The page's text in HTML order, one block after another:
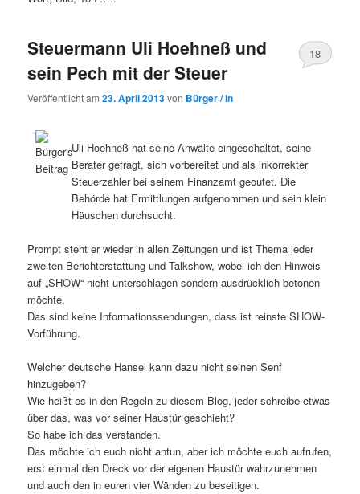
Steuermann Uli Hoehneß und
sein Pech mit der Steuer
Veröffentlicht am23. April 2013von Bürger / in
18
Uli Hoehneß hat seine Anwälte eingeschaltet, seine
Berater gefragt, sich vorbereitet und als inkorrekter
Steuerzahler bei seinem Finanzamt geoutet. Die
Behörde hat Ermittlungen aufgenommen und sein klein
Häuschen durchsucht.
Prompt steht er wieder in allen Zeitungen und ist Thema jeder
zweiten Berichterstattung und Talkshow, wobei ich den Hinweis
auf „SHOW“ nicht unterschlagen sondern ausdrücklich betonen
möchte.
Das sind keine Informationssendungen, dass ist reinste SHOW-
Vorführung.
Welcher deutsche Hansel kann dazu nicht seinen Senf
hinzugeben?
Wie heißt es in den Regeln zu diesem Blog, jeder schreibe etwas
über das, was vor seiner Haustür geschieht?
So habe ich das verstanden.
Das möchte ich euch nicht antun, aber ich möchte euch aufrufen,
erst einmal den Dreck vor der eigenen Haustür wahrzunehmen
und auch den in euren vier Wänden zu beseitigen.